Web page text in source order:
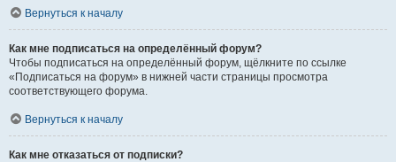
Вернуться к началу
Как мне подписаться на определённый форум?
Чтобы подписаться на определённый форум, щёлкните по ссылке
«Подписаться на форум» в нижней части страницы просмотра
соответствующего форума.
Вернуться к началу
Как мне отказаться от подписки?